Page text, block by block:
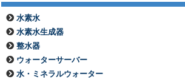
水素水
水素水生成器
整水器
ウォーターサーバー
水・ミネラルウォーター